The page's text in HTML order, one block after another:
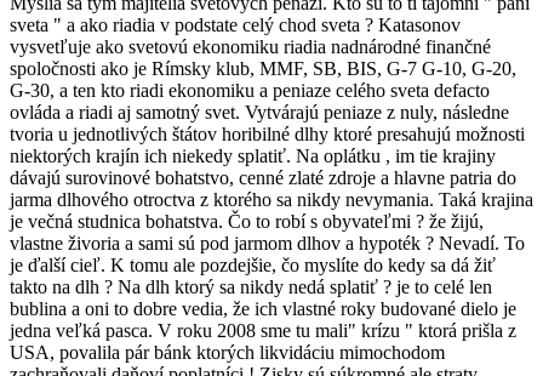
sveta " a ako riadia v podstate celý chod sveta ? Katasonov
vysvetľuje ako svetovú ekonomiku riadia nadnárodné finančné
spoločnosti ako je Rímsky klub, MMF, SB, BIS, G-7 G-10, G-20,
G-30, a ten kto riadi ekonomiku a peniaze celého sveta defacto
ovláda a riadi aj samotný svet. Vytvárajú peniaze z nuly, následne
tvoria u jednotlivých štátov horibilné dlhy ktoré presahujú možnosti
niektorých krajín ich niekedy splatiť. Na oplátku , im tie krajiny
dávajú surovinové bohatstvo, cenné zlaté zdroje a hlavne patria do
jarma dlhového otroctva z ktorého sa nikdy nevymania. Taká krajina
je večná studnica bohatstva. Čo to robí s obyvateľmi ? že žijú,
vlastne živoria a sami sú pod jarmom dlhov a hypoték ? Nevadí. To
je ďalší cieľ. K tomu ale pozdejšie, čo myslíte do kedy sa dá žiť
takto na dlh ? Na dlh ktorý sa nikdy nedá splatiť ? je to celé len
bublina a oni to dobre vedia, že ich vlastné roky budované dielo je
jedna veľká pasca. V roku 2008 sme tu mali" krízu " ktorá prišla z
USA, povalila pár bánk ktorých likvidáciu mimochodom